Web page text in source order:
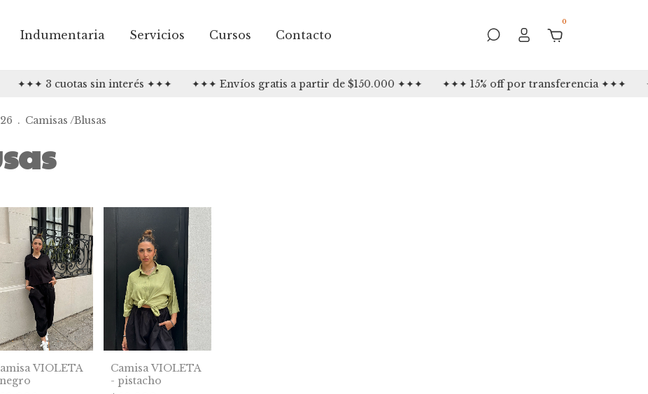
Indumentaria Servicios Cursos Contacto
0
✦✦✦ 3 cuotas sin interés ✦✦✦ ✦✦✦ Envíos gratis a partir de $150.000 ✦✦✦ ✦✦✦ 15% off por transferencia ✦✦✦
. Camisas /Blusas
VIOLETA
Camisa VIOLETA
- pistacho